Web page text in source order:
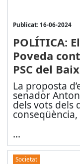
Publicat: 16-06-2024
POLÍTICA:
Poveda
PSC del
La proposta
senador
dels vots dels
conseqüència,
...
Societat